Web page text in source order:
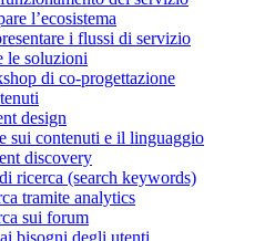
l’ecosistema
i flussi di servizio
le soluzioni
di co-progettazione
design
sui contenuti e il linguaggio
discovery
ricerca (search keywords)
tramite analytics
sui forum
bisogni degli utenti